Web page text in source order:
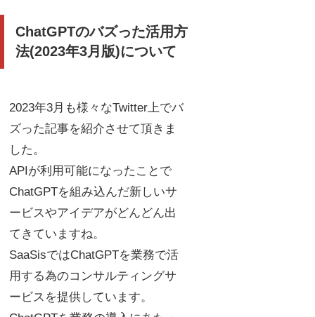
ChatGPTのバズった活用方
法(2023年3月版)について
2023年3月も様々なTwitter上でバ
ズった記事を紹介させて頂きま
した。
APIが利用可能になったことで
ChatGPTを組み込んだ新しいサ
ービスやアイデアがどんどん出
てきていますね。
SaaSisではChatGPTを業務で活
用する為のコンサルティングサ
ービスを提供しています。